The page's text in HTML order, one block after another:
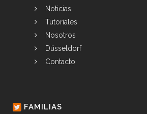
Noticias
Tutoriales
Nosotros
Düsseldorf
Contacto
FAMILIAS